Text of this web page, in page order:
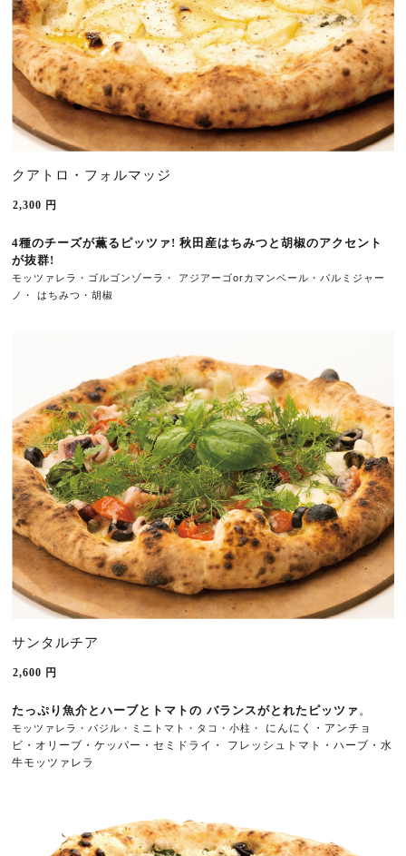
クアトロ・フォルマッジ
2,300 円
4種のチーズが薫るピッツァ! 秋田産はちみつと胡椒のアクセント
が抜群!
モッツァレラ・ゴルゴンゾーラ・ アジアーゴorカマンベール・パルミジャー
ノ ・ はちみつ・胡椒
サンタルチア
2,600 円
たっぷり魚介とハーブとトマトの バランスがとれたピッツァ 。
モッツァレラ・バジル・ミニトマト・タコ・小柱・ にんにく・アンチョ
ビ・オリーブ・ケッパー・セミドライ・ フレッシュトマト・ハーブ・水
牛モッツァレラ